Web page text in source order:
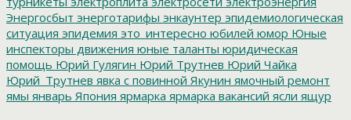
Энергосбыт энерготарифы энкаунтер эпидемиологическая
ситуация эпидемия это_интересно юбилей юмор Юные
инспекторы движения юные таланты юридическая
помощь Юрий Гулягин Юрий Трутнев Юрий Чайка
Юрий_Трутнев явка с повинной Якунин ямочный ремонт
ямы январь Япония ярмарка ярмарка вакансий ясли ящур